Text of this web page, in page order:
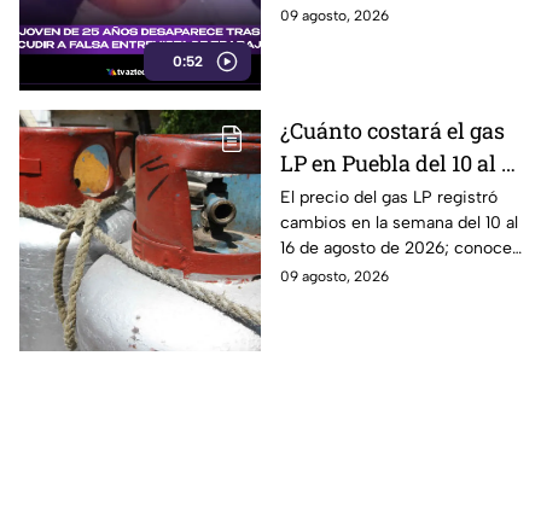
0:52
una presunta entrevista de
09 agosto, 2026
¿Cuánto costará el gas
LP en Puebla del 10 al 16
de agosto? Este será el
precio
El precio del gas LP registró
cambios en la semana del 10 al
16 de agosto de 2026; conoce
cuánto costará el kilo y el
09 agosto, 2026